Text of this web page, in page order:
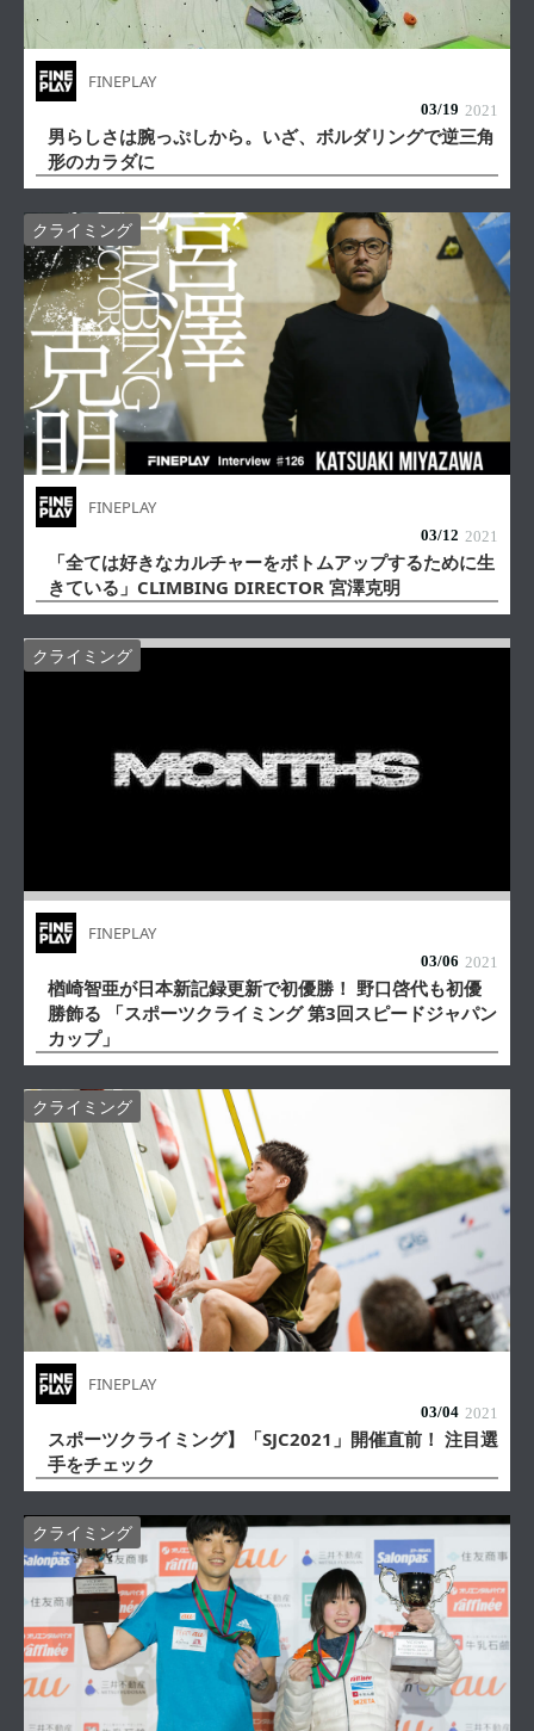
FINEPLAY
03/19 2021
男らしさは腕っぷしから。いざ、ボルダリングで逆三角
形のカラダに
クライミング
FINEPLAY
03/12 2021
「全ては好きなカルチャーをボトムアップするために生
きている」CLIMBING DIRECTOR 宮澤克明
クライミング
FINEPLAY
03/06 2021
楢崎智亜が日本新記録更新で初優勝！ 野口啓代も初優
勝飾る 「スポーツクライミング 第3回スピードジャパン
カップ」
クライミング
FINEPLAY
03/04 2021
スポーツクライミング】「SJC2021」開催直前！ 注目選
手をチェック
クライミング